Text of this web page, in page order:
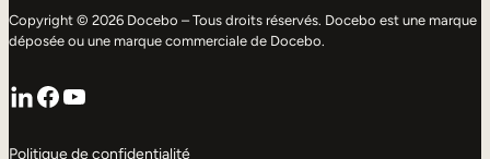
Copyright © 2026 Docebo – Tous droits réservés. Docebo est une marque
déposée ou une marque commerciale de Docebo.
LinkedIn
Facebook
YouTube
Politique de confidentialité